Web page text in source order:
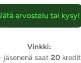
koko: 30 x 21 x 8 cm
~ 0.5 kg
arvostelu tai kysy!
Vinkki:
jäsenenä saat 20